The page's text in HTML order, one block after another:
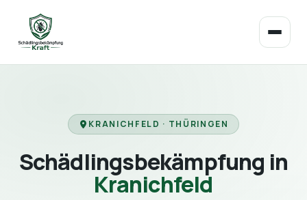
KRANICHFELD · THÜRINGEN
Schädlingsbekämpfung in
Kranichfeld